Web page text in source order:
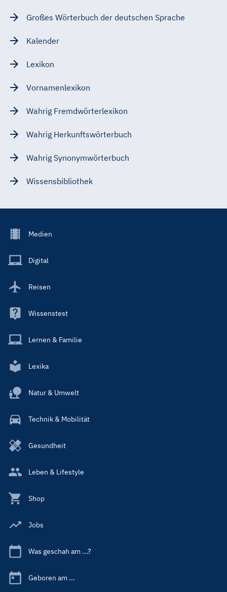
Großes Wörterbuch der deutschen Sprache
Kalender
Lexikon
Vornamenlexikon
Wahrig Fremdwörterlexikon
Wahrig Herkunftswörterbuch
Wahrig Synonymwörterbuch
Wissensbibliothek
Footer
Main
Medien
Digital
Reisen
Wissenstest
Lernen & Familie
Lexika
Natur & Umwelt
Technik & Mobilität
Gesundheit
Leben & Lifestyle
Shop
Jobs
Was geschah am ...?
Geboren am ...